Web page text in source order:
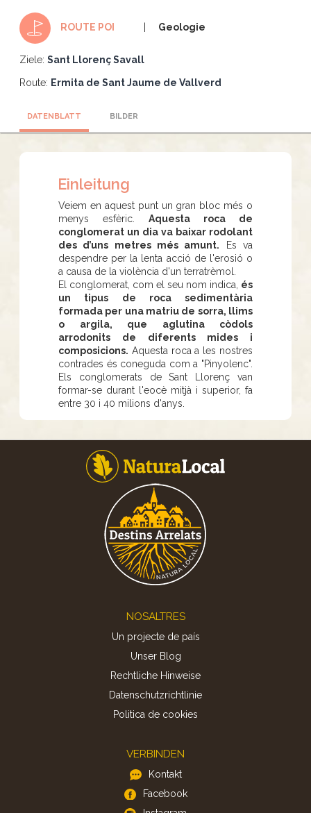
ROUTE POI Geologie
Ziele: Sant Llorenç Savall
Route: Ermita de Sant Jaume de Vallverd
DATENBLATT BILDER
Einleitung
Veiem en aquest punt un gran bloc més o
menys esfèric. Aquesta roca de
conglomerat un dia va baixar rodolant
des d’uns metres més amunt. Es va
despendre per la lenta acció de l'erosió o
a causa de la violència d'un terratrèmol.
El conglomerat, com el seu nom indica, és
un tipus de roca sedimentària
formada per una matriu de sorra, llims
o argila, que aglutina còdols
arrodonits de diferents mides i
composicions. Aquesta roca a les nostres
contrades és coneguda com a "Pinyolenc".
Els conglomerats de Sant Llorenç van
formar-se durant l'eocè mitjà i superior, fa
entre 30 i 40 milions d'anys.
NOSALTRES
Un projecte de país
Unser Blog
Rechtliche Hinweise
Datenschutzrichtlinie
Politica de cookies
VERBINDEN
Kontakt
Facebook